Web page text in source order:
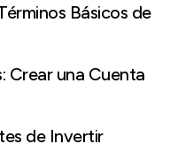
Básicos de
Crear una Cuenta
de Invertir